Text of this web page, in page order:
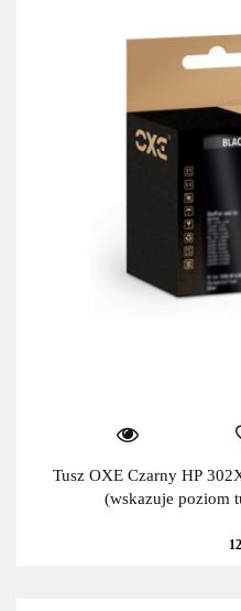
Tusz OXE Czarny HP
(wskazuje poziom